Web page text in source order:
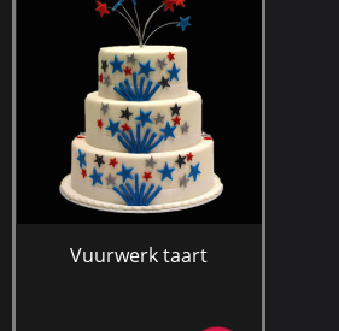
Vuurwerk taart